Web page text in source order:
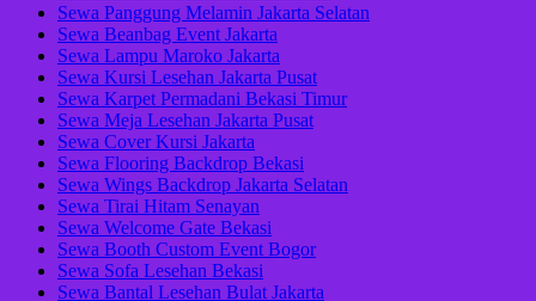
Sewa Panggung Melamin Jakarta Selatan
Sewa Beanbag Event Jakarta
Sewa Lampu Maroko Jakarta
Sewa Kursi Lesehan Jakarta Pusat
Sewa Karpet Permadani Bekasi Timur
Sewa Meja Lesehan Jakarta Pusat
Sewa Cover Kursi Jakarta
Sewa Flooring Backdrop Bekasi
Sewa Wings Backdrop Jakarta Selatan
Sewa Tirai Hitam Senayan
Sewa Welcome Gate Bekasi
Sewa Booth Custom Event Bogor
Sewa Sofa Lesehan Bekasi
Sewa Bantal Lesehan Bulat Jakarta